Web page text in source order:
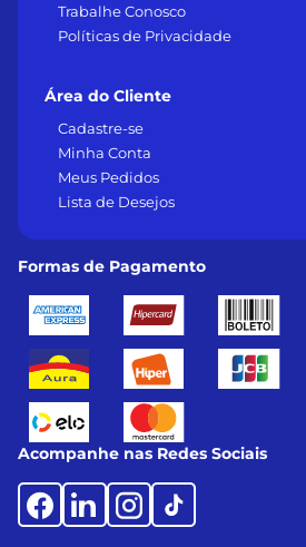
Trabalhe Conosco
Políticas de Privacidade
Área do Cliente
Cadastre-se
Minha Conta
Meus Pedidos
Lista de Desejos
Formas de Pagamento
Acompanhe nas Redes Sociais